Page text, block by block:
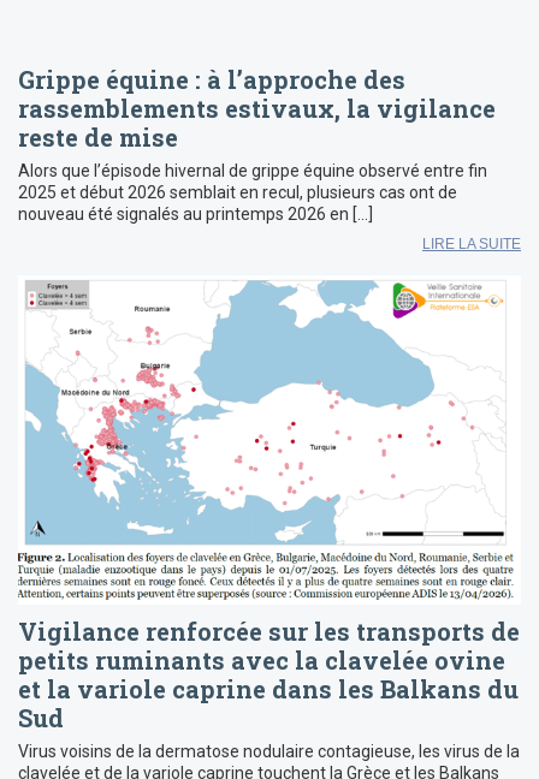
Grippe équine : à l’approche des
rassemblements estivaux, la vigilance
reste de mise
Alors que l’épisode hivernal de grippe équine observé entre fin
2025 et début 2026 semblait en recul, plusieurs cas ont de
nouveau été signalés au printemps 2026 en […]
LIRE LA SUITE
Vigilance renforcée sur les transports de
petits ruminants avec la clavelée ovine
et la variole caprine dans les Balkans du
Sud
Virus voisins de la dermatose nodulaire contagieuse, les virus de la
clavelée et de la variole caprine touchent la Grèce et les Balkans